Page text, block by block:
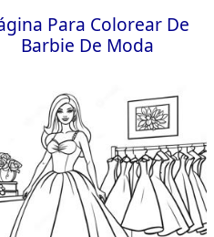
Para Colorear De
Barbie De Moda